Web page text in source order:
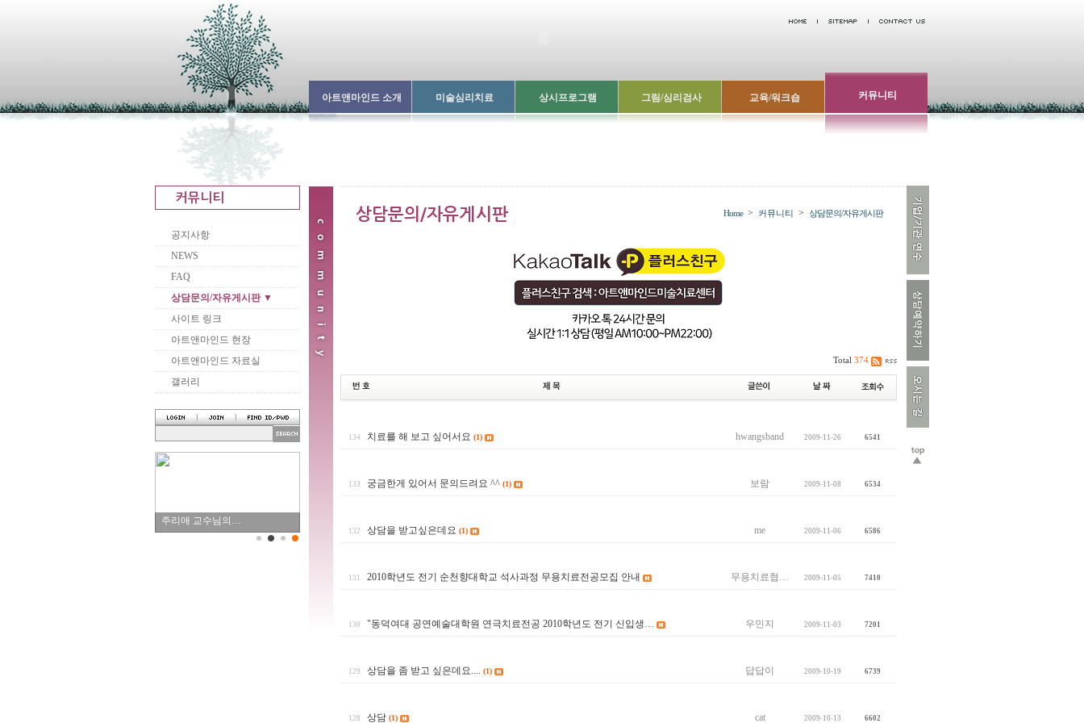
아트앤마인드 소개 미술심리치료 상시프로그램 그림/심리검사 교육/워크숍 커뮤니티
공지사항
NEWS
FAQ
상담문의/자유게시판 ▼
사이트 링크
아트앤마인드 현장
아트앤마인드 자료실
갤러리
주리애 교수님의…
Home > 커뮤니티 > 상담문의/자유게시판
Total 374
134 치료를 해 보고 싶어서요 (1) hwangsband 2009-11-26 6541
133 궁금한게 있어서 문의드려요 ^^ (1) 보람 2009-11-08 6534
132 상담을 받고싶은데요 (1) me 2009-11-06 6586
131 2010학년도 전기 순천향대학교 석사과정 무용치료전공모집 안내 무용치료협… 2009-11-05 7410
130 "동덕여대 공연예술대학원 연극치료전공 2010학년도 전기 신입생… 우민지 2009-11-03 7201
129 상담을 좀 받고 싶은데요.... (1) 답답이 2009-10-19 6739
128 상담 (1) cat 2009-10-13 6602